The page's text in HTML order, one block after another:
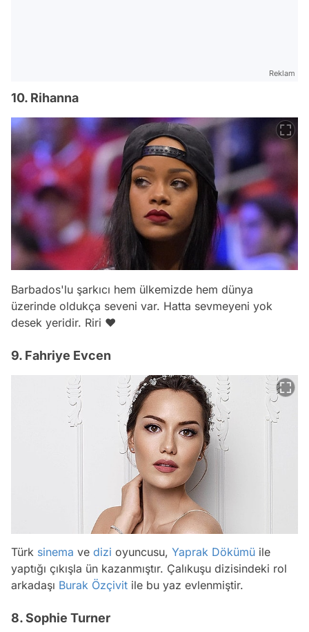
Reklam
10. Rihanna
Barbados'lu şarkıcı hem ülkemizde hem dünya
üzerinde oldukça seveni var. Hatta sevmeyeni yok
desek yeridir. Riri ❤️
9. Fahriye Evcen
Türk sinema ve dizi oyuncusu, Yaprak Dökümü ile
yaptığı çıkışla ün kazanmıştır. Çalıkuşu dizisindeki rol
arkadaşı Burak Özçivit ile bu yaz evlenmiştir.
8. Sophie Turner